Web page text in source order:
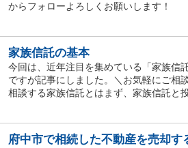
からフォローよろしくお願いします！
家族信託の基本
今回は、近年注目を集めている「家族信
ですが記事にしました。＼お気軽にご相
相談する家族信託とはまず、家族信託と
府中市で相続した不動産を売却す